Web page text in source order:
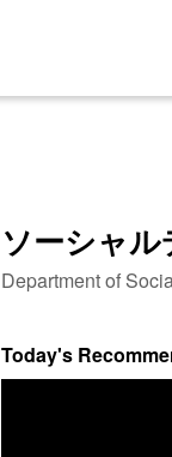
ソーシャ
Department of
Today's